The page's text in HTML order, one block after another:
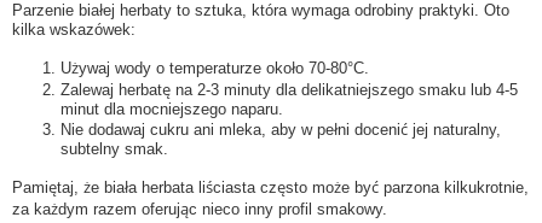
Parzenie białej herbaty to sztuka, która wymaga odrobiny praktyki. Oto
kilka wskazówek:
Używaj wody o temperaturze około 70-80°C.
Zalewaj herbatę na 2-3 minuty dla delikatniejszego smaku lub 4-5
minut dla mocniejszego naparu.
Nie dodawaj cukru ani mleka, aby w pełni docenić jej naturalny,
subtelny smak.
Pamiętaj, że biała herbata liściasta często może być parzona kilkukrotnie,
za każdym razem oferując nieco inny profil smakowy.